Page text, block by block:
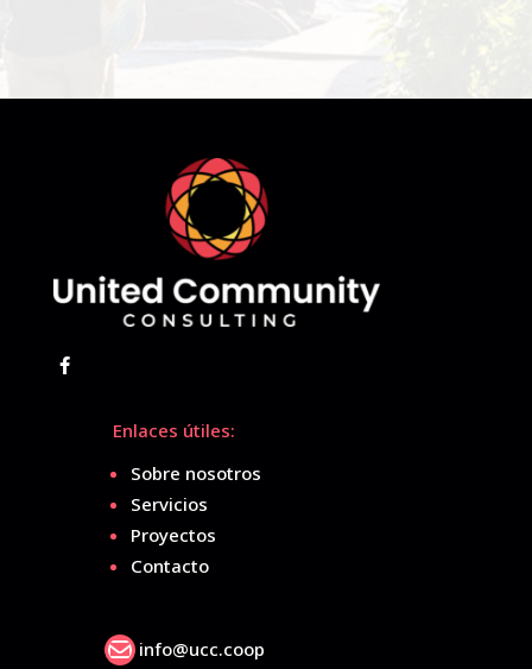
Enlaces útiles:
Sobre nosotros
Servicios
Proyectos
Contacto
 info@ucc.coop